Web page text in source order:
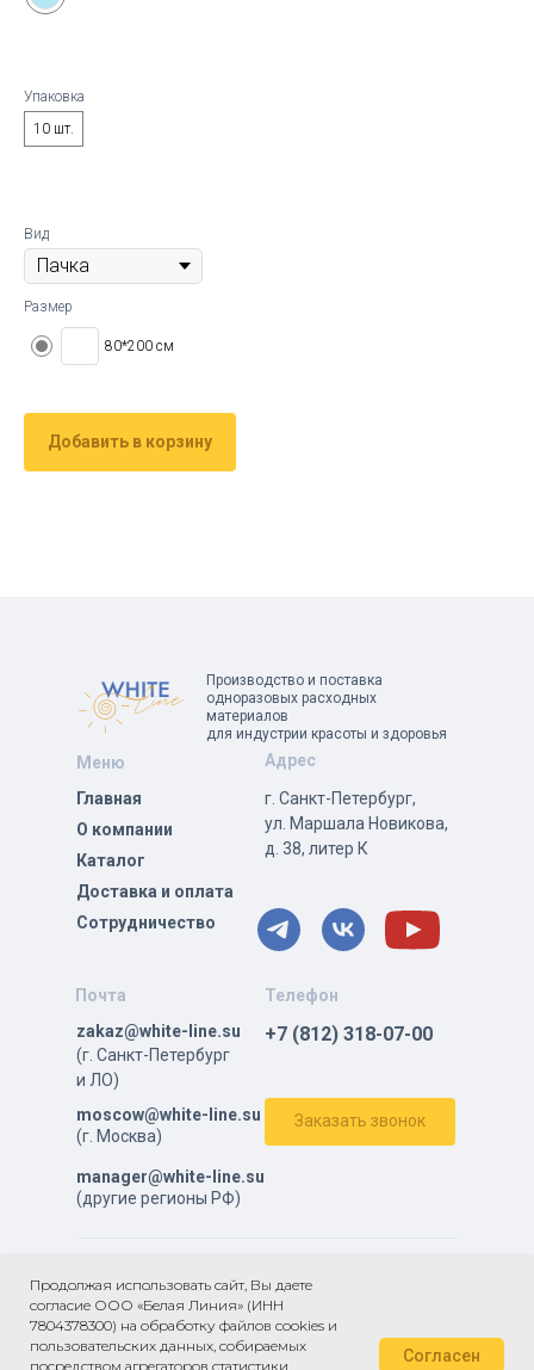
Упаковка
10 шт.
Вид
Размер
80*200 см
Добавить в корзину
Продолжая использовать сайт, Вы даете
согласие ООО «Белая Линия» (ИНН
7804378300) на обработку файлов cookies и
пользовательских данных, собираемых
посредством агрегаторов статистики
Согласен
Производство и поставка
одноразовых расходных
материалов
для индустрии красоты и здоровья
Меню
Почта
Адрес
Телефон
О компании
Каталог
Доставка и оплата
Сотрудничество
г. Санкт-Петербург,
ул. Маршала Новикова,
д. 38, литер К
manager@white-line.su
moscow@white-line.su
(г. Санкт-Петербург
и ЛО)
zakaz@white-line.su
(другие регионы РФ)
+7 (812) 318-07-00
Заказать звонок
(г. Москва)
Политика в отношении обработки персональных данных
Пользовательское
соглашение
Главная